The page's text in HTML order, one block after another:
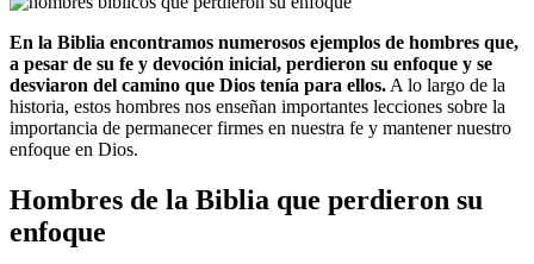
En la Biblia encontramos numerosos ejemplos de hombres que,
a pesar de su fe y devoción inicial, perdieron su enfoque y se
desviaron del camino que Dios tenía para ellos. A lo largo de la
historia, estos hombres nos enseñan importantes lecciones sobre la
importancia de permanecer firmes en nuestra fe y mantener nuestro
enfoque en Dios.
Hombres de la Biblia que perdieron su
enfoque